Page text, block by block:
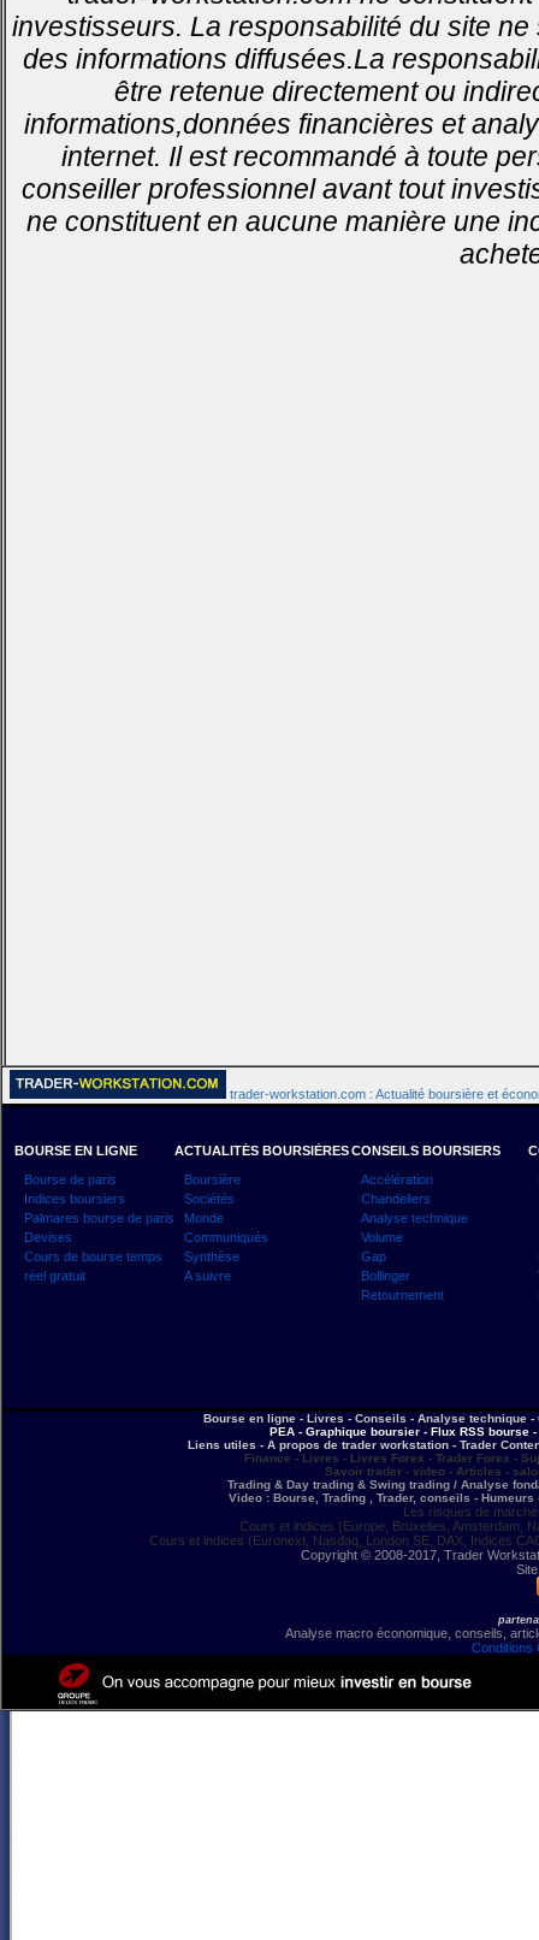
investisseurs. La responsabilité du site
des informations diffusées.La
être retenue directement ou
informations,données financières et
internet. Il est recommandé à toute
conseiller professionnel avant tout
ne constituent en aucune manière une
trader-workstation.com : Actualité boursière et
BOURSE EN LIGNE
Bourse de paris
Indices boursiers
Palmares bourse de paris
Devises
Cours de bourse temps
réel gratuit
ACTUALITÉS BOURSIÈRES
Boursière
Sociétés
Monde
Communiqués
Synthèse
A suivre
CONSEILS BOURSIERS
Accélération
Chandeliers
Analyse technique
Volume
Gap
Bollinger
Retournement
Bourse en ligne - Livres - Conseils - Analyse technique
PEA - Graphique boursier - Flux RSS bourse
Liens utiles - A propos de trader workstation - Trader
Finance - Livres - Livres Forex - Trader Forex -
Savoir trader - video - Articles -
Trading & Day trading & Swing trading / Analyse
Video : Bourse, Trading , Trader, conseils -
Les risques de
Cours et indices (Europe, Bruxelles, Amsterdam,
Cours et indices (Euronext, Nasdaq, London SE, DAX, Indices
Copyright © 2008-2017, Trader
Analyse macro économique, conseils,
Conditions